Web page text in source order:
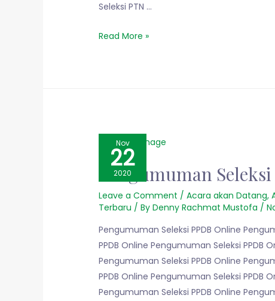
Seleksi PTN …
Read More »
Nov
22
2020
Pengumuman
Leave a Comment /Acara akan Datang,
Terbaru / ByDenny Rachmat Mustofa /
Pengumuman Seleksi PPDB Online
PPDB Online Pengumuman Seleksi PPDB
Pengumuman Seleksi PPDB Online
PPDB Online Pengumuman Seleksi PPDB
Pengumuman Seleksi PPDB Online